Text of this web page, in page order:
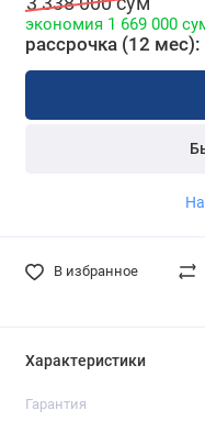
экономия 1 669 000
рассрочка (12
В избранное
Характеристики
Гарантия